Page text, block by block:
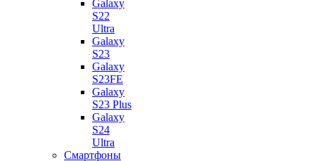
Galaxy
S22
Ultra
Galaxy
S23
Galaxy
S23FE
Galaxy
S23 Plus
Galaxy
S24
Ultra
Смартфоны